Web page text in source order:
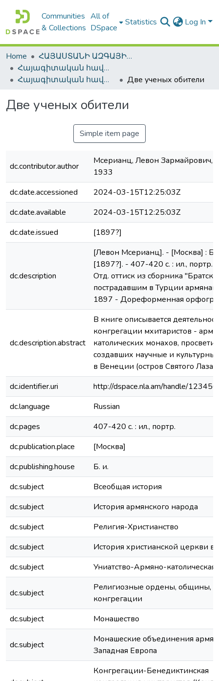
Communities
& Collections
All of
DSpace
Statistics Log In
Home
ՀԱՅԱՍՏԱՆԻ ԱԶԳԱՅԻՆ ԳՐԱԴԱՐԱՆԻ ԹՎԱՅԻՆ ՊԱՀՈՑ / DIGITAL REPOSITORY OF NLA
Հայագիտական հավաքածու / Armenica
Հայագիտական հավաքածու / Armenica
Две ученых обители
Две ученых обители
Simple item page
dc.contributor.author
Мсерианц, Левон Зармайрович,
1933
dc.date.accessioned
2024-03-15T12:25:03Z
dc.date.available
2024-03-15T12:25:03Z
dc.date.issued
[1897?]
dc.description
[Левон Мсерианц]. - [Москва] : Б.
[1897?]. - 407-420 с. : ил., портр.
Отд. оттиск из сборника
пострадавшим в Турции
1897 - Дореформенная
dc.description.abstract
В книге описывается
конгрегации мхитаристов -
католических монахов,
создавших научные и
в Венеции (остров Святого
dc.identifier.uri
http://dspace.nla.am/handle/
dc.language
Russian
dc.pages
407-420 с. : ил., портр.
dc.publication.place
[Москва]
dc.publishing.house
Б. и.
dc.subject
Всеобщая история
dc.subject
История армянского народа
dc.subject
Религия-Христианство
dc.subject
История христианской церкви в
dc.subject
Униатство-Армяно-
dc.subject
Религиозные ордены, общины,
конгрегации
dc.subject
Монашество
dc.subject
Монашеские объединения
Западная Европа
Конгрегации-Бенедиктинская